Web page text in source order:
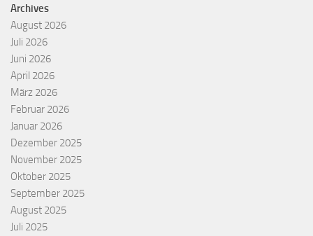
Archives
August 2026
Juli 2026
Juni 2026
April 2026
März 2026
Februar 2026
Januar 2026
Dezember 2025
November 2025
Oktober 2025
September 2025
August 2025
Juli 2025